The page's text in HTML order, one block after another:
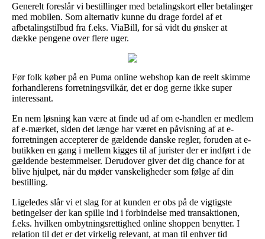
Generelt foreslår vi bestillinger med betalingskort eller betalinger
med mobilen. Som alternativ kunne du drage fordel af et
afbetalingstilbud fra f.eks. ViaBill, for så vidt du ønsker at
dække pengene over flere uger.
Før folk køber på en Puma online webshop kan de reelt skimme
forhandlerens forretningsvilkår, det er dog gerne ikke super
interessant.
En nem løsning kan være at finde ud af om e-handlen er medlem
af e-mærket, siden det længe har været en påvisning af at e-
forretningen accepterer de gældende danske regler, foruden at e-
butikken en gang i mellem kigges til af jurister der er indført i de
gældende bestemmelser. Derudover giver det dig chance for at
blive hjulpet, når du møder vanskeligheder som følge af din
bestilling.
Ligeledes slår vi et slag for at kunden er obs på de vigtigste
betingelser der kan spille ind i forbindelse med transaktionen,
f.eks. hvilken ombytningsrettighed online shoppen benytter. I
relation til det er det virkelig relevant, at man til enhver tid